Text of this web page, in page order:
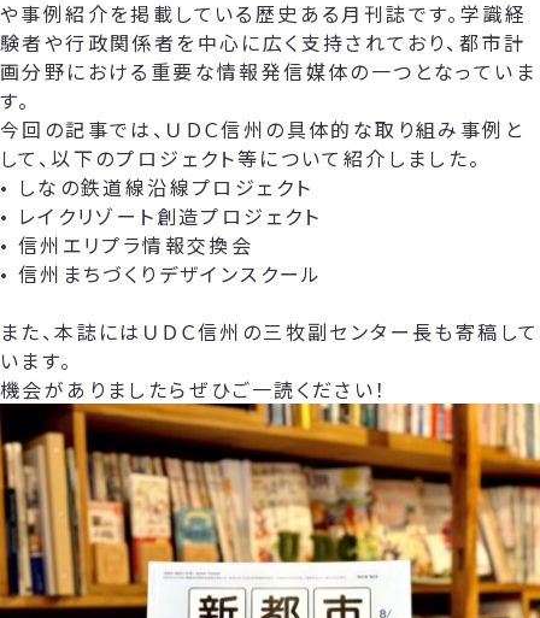
や事例紹介を掲載している歴史ある月刊誌です。学識経
験者や行政関係者を中心に広く支持されており、都市計
画分野における重要な情報発信媒体の一つとなっていま
す。
今回の記事では、ＵＤＣ信州の具体的な取り組み事例と
して、以下のプロジェクト等について紹介しました。
• しなの鉄道線沿線プロジェクト
• レイクリゾート創造プロジェクト
• 信州エリプラ情報交換会
• 信州まちづくりデザインスクール
また、本誌にはＵＤＣ信州の三牧副センター長も寄稿して
います。
機会がありましたらぜひご一読ください！